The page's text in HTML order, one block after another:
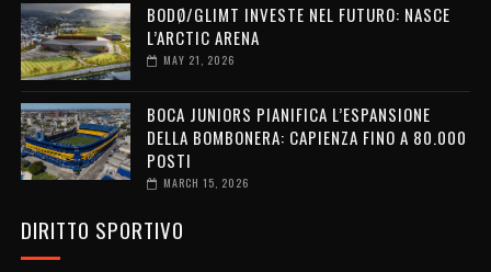
BODØ/GLIMT INVESTE NEL FUTURO: NASCE
L’ARCTIC ARENA
MAY 21, 2026
BOCA JUNIORS PIANIFICA L’ESPANSIONE
DELLA BOMBONERA: CAPIENZA FINO A 80.000
POSTI
MARCH 15, 2026
DIRITTO SPORTIVO